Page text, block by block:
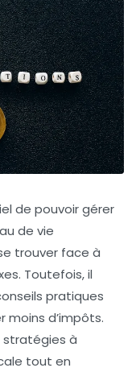
de pouvoir gérer
de vie
trouver face à
Toutefois, il
pratiques
d’impôts.
stratégies à
tout en